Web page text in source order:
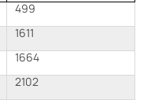
499
1611
1664
2102